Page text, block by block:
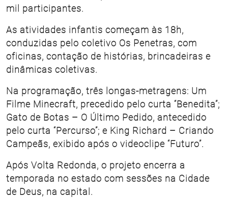
mil participantes.
As atividades infantis começam às 18h,
conduzidas pelo coletivo Os Penetras, com
oficinas, contação de histórias, brincadeiras e
dinâmicas coletivas.
Na programação, três longas-metragens: Um
Filme Minecraft, precedido pelo curta “Benedita”;
Gato de Botas – O Último Pedido, antecedido
pelo curta “Percurso”; e King Richard – Criando
Campeãs, exibido após o videoclipe “Futuro”.
Após Volta Redonda, o projeto encerra a
temporada no estado com sessões na Cidade
de Deus, na capital.